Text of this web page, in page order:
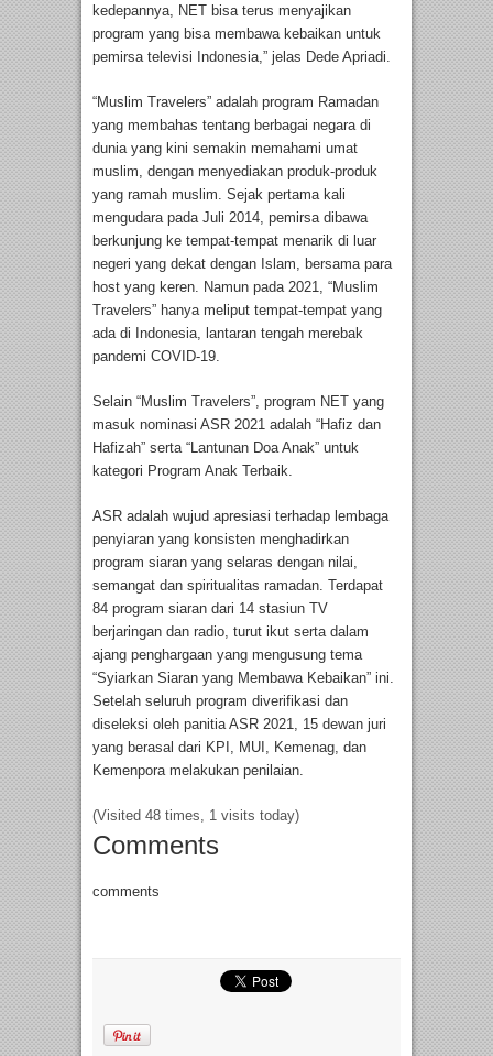
kedepannya, NET bisa terus menyajikan
program yang bisa membawa kebaikan untuk
pemirsa televisi Indonesia,” jelas Dede Apriadi.
“Muslim Travelers” adalah program Ramadan
yang membahas tentang berbagai negara di
dunia yang kini semakin memahami umat
muslim, dengan menyediakan produk-produk
yang ramah muslim. Sejak pertama kali
mengudara pada Juli 2014, pemirsa dibawa
berkunjung ke tempat-tempat menarik di luar
negeri yang dekat dengan Islam, bersama para
host yang keren. Namun pada 2021, “Muslim
Travelers” hanya meliput tempat-tempat yang
ada di Indonesia, lantaran tengah merebak
pandemi COVID-19.
Selain “Muslim Travelers”, program NET yang
masuk nominasi ASR 2021 adalah “Hafiz dan
Hafizah” serta “Lantunan Doa Anak” untuk
kategori Program Anak Terbaik.
ASR adalah wujud apresiasi terhadap lembaga
penyiaran yang konsisten menghadirkan
program siaran yang selaras dengan nilai,
semangat dan spiritualitas ramadan. Terdapat
84 program siaran dari 14 stasiun TV
berjaringan dan radio, turut ikut serta dalam
ajang penghargaan yang mengusung tema
“Syiarkan Siaran yang Membawa Kebaikan” ini.
Setelah seluruh program diverifikasi dan
diseleksi oleh panitia ASR 2021, 15 dewan juri
yang berasal dari KPI, MUI, Kemenag, dan
Kemenpora melakukan penilaian.
(Visited 48 times, 1 visits today)
Comments
comments